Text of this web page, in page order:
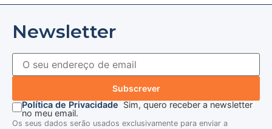
Newsletter
Subscrever
Política de Privacidade Sim, quero receber a newsletter
no meu email.
Os seus dados serão usados exclusivamente para enviar a